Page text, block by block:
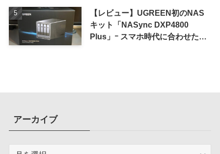
【レビュー】UGREEN初のNAS
キット「NASync DXP4800
Plus」ｰ スマホ時代に合わせた設
アーカイブ